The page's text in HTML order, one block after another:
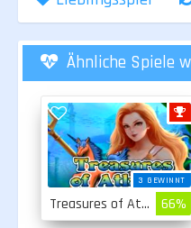
Ähnliche Spiele
3 GEWINNT
Treasures of Atlantis 66%